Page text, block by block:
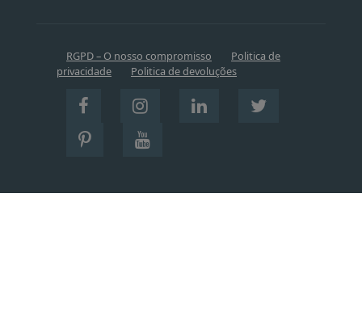
RGPD – O nosso compromisso
Politica de
privacidade
Politica de devoluções